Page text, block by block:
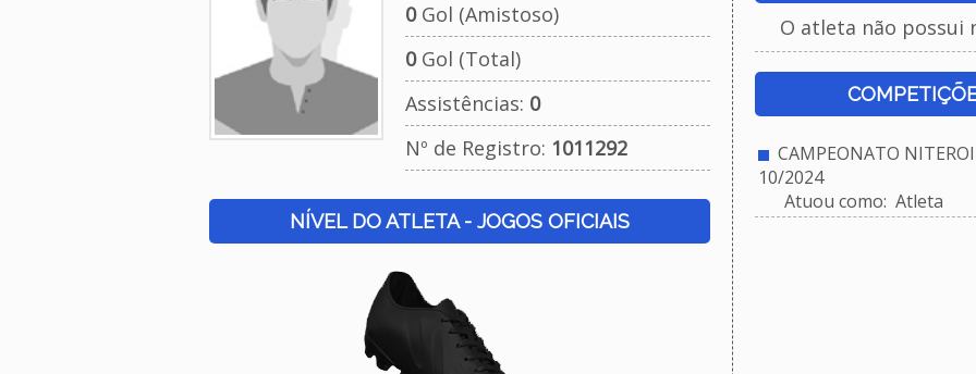
0Gol (Amistoso)
0Gol (Total)
Assistências: 0
Nº de Registro: 1011292
NÍVEL DO ATLETA - JOGOS OFICIAIS
O atleta não possui
CAMPEONATO
10/2024
Atuou como: Atleta